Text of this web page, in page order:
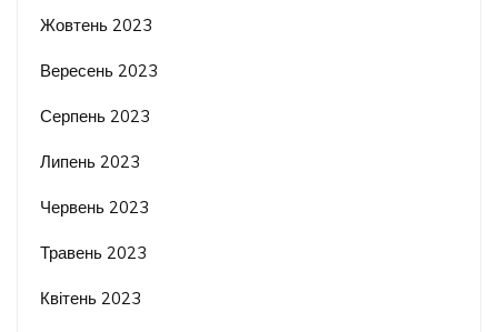
Жовтень 2023
Вересень 2023
Серпень 2023
Липень 2023
Червень 2023
Травень 2023
Квітень 2023